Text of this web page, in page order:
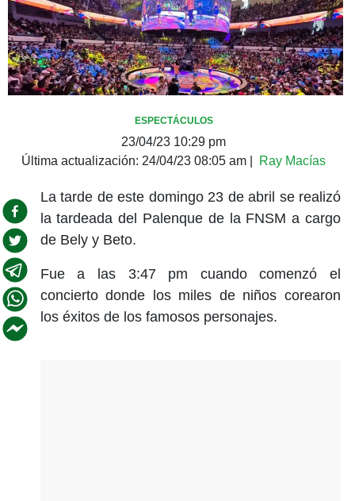
ESPECTÁCULOS
23/04/23 10:29 pm
Última actualización: 24/04/23 08:05 am Ray Macías
La tarde de este domingo 23 de abril se realizó
la tardeada del Palenque de la FNSM a cargo
de Bely y Beto.
Fue a las 3:47 pm cuando comenzó el
concierto donde los miles de niños corearon
los éxitos de los famosos personajes.